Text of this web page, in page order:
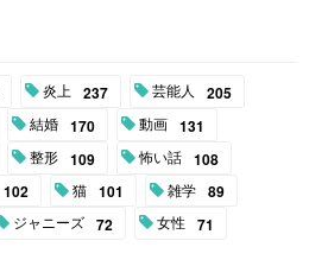
炎上 237 芸能人 205
結婚 170 動画 131
整形 109 怖い話 108
102 猫 101 雑学 89
ジャニーズ 72 女性 71